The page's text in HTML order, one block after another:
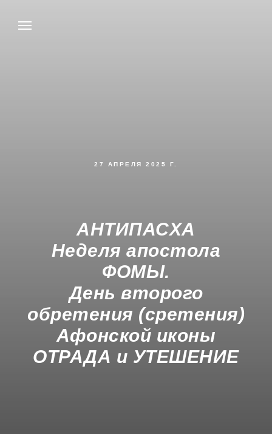
27 АПРЕЛЯ 2025 Г.
АНТИПАСХА
Неделя апостола
ФОМЫ.
День второго
обретения (сретения)
Афонской иконы
ОТРАДА и УТЕШЕНИЕ